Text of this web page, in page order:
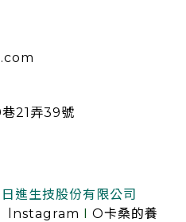
21弄39號
生技股份有限公司
lnstagram I O卡桑的養